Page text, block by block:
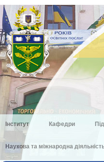
Інститут Кафедри
Наукова та міжнародна